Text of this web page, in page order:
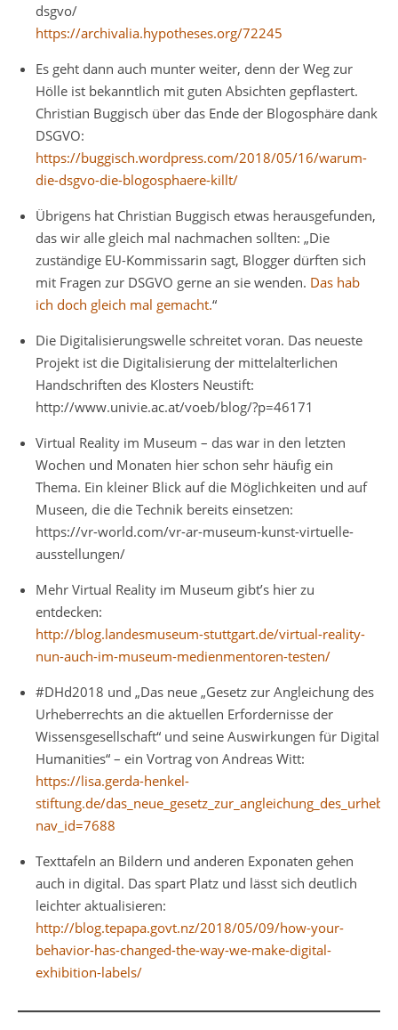
dsgvo/
https://archivalia.hypotheses.org/72245
Es geht dann auch munter weiter, denn der Weg zur
Hölle ist bekanntlich mit guten Absichten gepflastert.
Christian Buggisch über das Ende der Blogosphäre dank
DSGVO:
https://buggisch.wordpress.com/2018/05/16/warum-
die-dsgvo-die-blogosphaere-killt/
Übrigens hat Christian Buggisch etwas herausgefunden,
das wir alle gleich mal nachmachen sollten: „Die
zuständige EU-Kommissarin sagt, Blogger dürften sich
mit Fragen zur DSGVO gerne an sie wenden. Das hab
ich doch gleich mal gemacht.“
Die Digitalisierungswelle schreitet voran. Das neueste
Projekt ist die Digitalisierung der mittelalterlichen
Handschriften des Klosters Neustift:
http://www.univie.ac.at/voeb/blog/?p=46171
Virtual Reality im Museum – das war in den letzten
Wochen und Monaten hier schon sehr häufig ein
Thema. Ein kleiner Blick auf die Möglichkeiten und auf
Museen, die die Technik bereits einsetzen:
https://vr-world.com/vr-ar-museum-kunst-virtuelle-
ausstellungen/
Mehr Virtual Reality im Museum gibt’s hier zu
entdecken:
http://blog.landesmuseum-stuttgart.de/virtual-reality-
nun-auch-im-museum-medienmentoren-testen/
#DHd2018 und „Das neue „Gesetz zur Angleichung des
Urheberrechts an die aktuellen Erfordernisse der
Wissensgesellschaft“ und seine Auswirkungen für Digital
Humanities“ – ein Vortrag von Andreas Witt:
https://lisa.gerda-henkel-
stiftung.de/
nav_id=7688
Texttafeln an Bildern und anderen Exponaten gehen
auch in digital. Das spart Platz und lässt sich deutlich
leichter aktualisieren:
http://blog.tepapa.govt.nz/2018/05/09/how-your-
behavior-has-changed-the-way-we-make-digital-
exhibition-labels/